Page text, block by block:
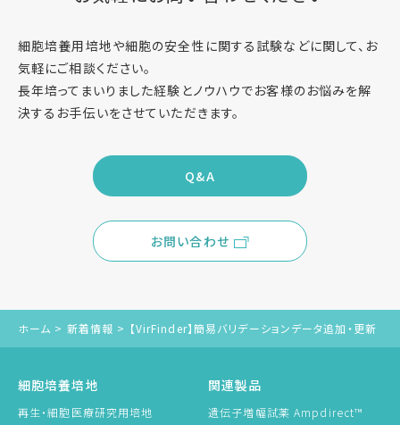
細胞培養用培地や細胞の安全性に関する試験などに関して、お
気軽にご相談ください。
長年培ってまいりました経験とノウハウでお客様のお悩みを解
決するお手伝いをさせていただきます。
Q&A
お問い合わせ
ホーム > 新着情報 > 【VirFinder】簡易バリデーションデータ追加・更新
細胞培養培地
再生・細胞医療研究用培地
関連製品
遺伝子増幅試薬 Ampdirect™